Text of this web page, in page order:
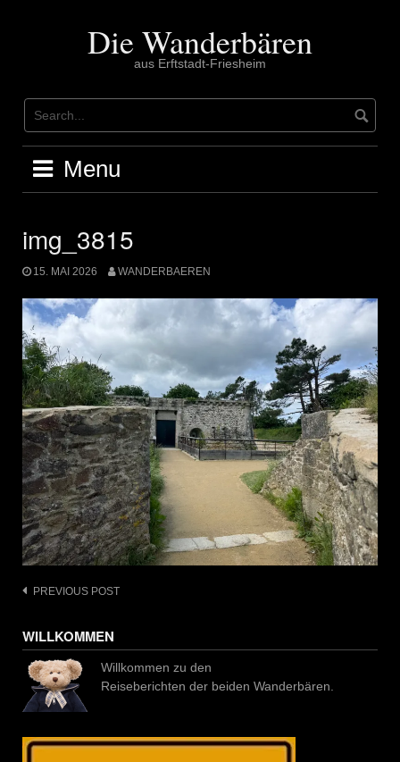
Die Wanderbären
aus Erftstadt-Friesheim
Menu
img_3815
15. MAI 2026 WANDERBAEREN
Post
PREVIOUS POST
WILLKOMMEN
Willkommen zu den
Reiseberichten der beiden Wanderbären.